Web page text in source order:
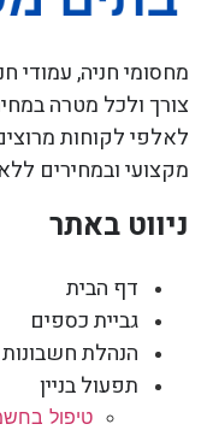
מחסומי חניה, עמודי
צורך ולכל מטרה
לאלפי לקוחות
מקצועי ובמחירים
ניווט באתר
דף הבית
גביית כספים
הנהלת חשבונות
תפעול בניין
טיפול